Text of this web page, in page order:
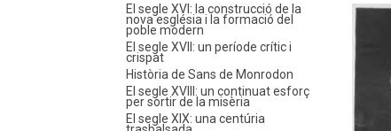
El segle XVI: la construcció de la
nova església i la formació del
poble modern
El segle XVII: un període crític i
crispat
Història de Sans de Monrodon
El segle XVIII: un continuat esforç
per sortir de la misèria
El segle XIX: una centúria